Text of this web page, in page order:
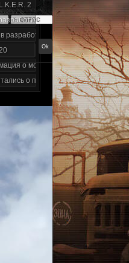
2
о моде за июнь 2020
о проделанной работе